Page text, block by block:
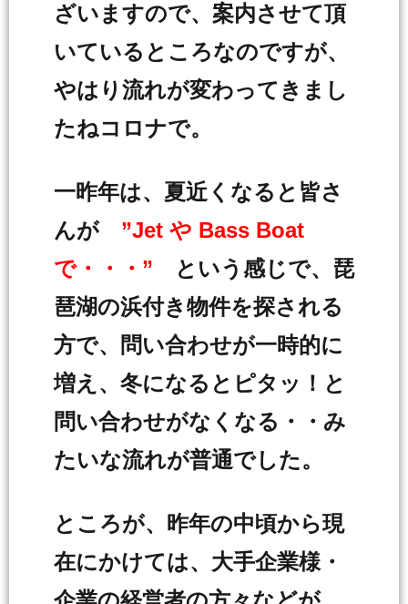
ざいますので、案内させて頂
いているところなのですが、
やはり流れが変わってきまし
たねコロナで。
一昨年は、夏近くなると皆さ
んが ”Jet や Bass Boat
で・・・” という感じで、琵
琶湖の浜付き物件を探される
方で、問い合わせが一時的に
増え、冬になるとピタッ！と
問い合わせがなくなる・・み
たいな流れが普通でした。
ところが、昨年の中頃から現
在にかけては、大手企業様・